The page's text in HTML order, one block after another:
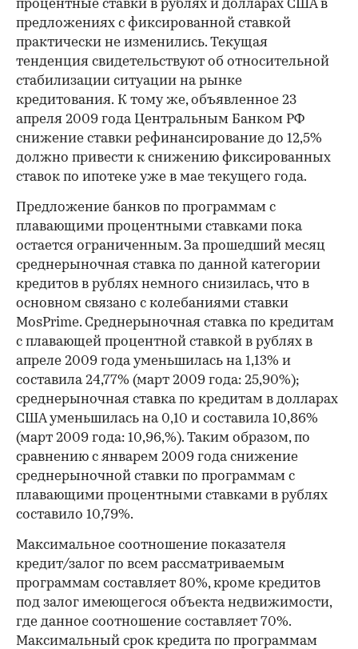
процентные ставки в рублях и долларах США в
предложениях с фиксированной ставкой
практически не изменились. Текущая
тенденция свидетельствуют об относительной
стабилизации ситуации на рынке
кредитования. К тому же, объявленное 23
апреля 2009 года Центральным Банком РФ
снижение ставки рефинансирование до 12,5%
должно привести к снижению фиксированных
ставок по ипотеке уже в мае текущего года.
Предложение банков по программам с
плавающими процентными ставками пока
остается ограниченным. За прошедший месяц
среднерыночная ставка по данной категории
кредитов в рублях немного снизилась, что в
основном связано с колебаниями ставки
MosPrime. Среднерыночная ставка по кредитам
с плавающей процентной ставкой в рублях в
апреле 2009 года уменьшилась на 1,13% и
составила 24,77% (март 2009 года: 25,90%);
среднерыночная ставка по кредитам в долларах
США уменьшилась на 0,10 и составила 10,86%
(март 2009 года: 10,96,%). Таким образом, по
сравнению с январем 2009 года снижение
среднерыночной ставки по программам с
плавающими процентными ставками в рублях
составило 10,79%.
Максимальное соотношение показателя
кредит/залог по всем рассматриваемым
программам составляет 80%, кроме кредитов
под залог имеющегося объекта недвижимости,
где данное соотношение составляет 70%.
Максимальный срок кредита по программам